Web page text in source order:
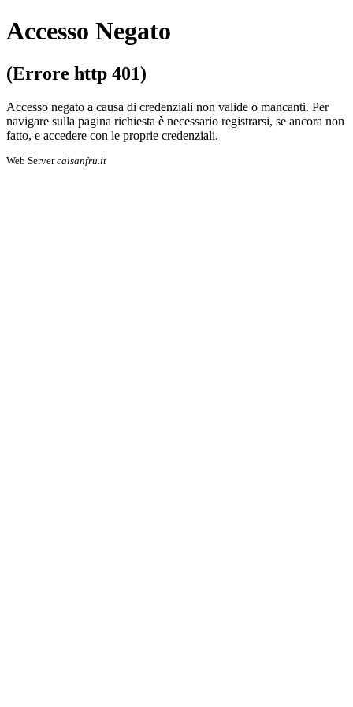
Accesso Negato
(Errore http 401)
Accesso negato a causa di credenziali non valide o mancanti. Per
navigare sulla pa­gi­na richiesta è necessario registrarsi, se an­co­ra non
fatto, e accedere con le proprie cre­den­zia­li.
Web Servercaisanfru.it